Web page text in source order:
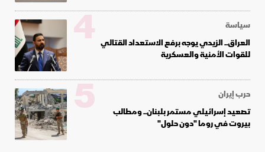
سياسة
العراق.. الزيدي يوجه برفع الاستعداد القتالي
للقوات الأمنية والعسكرية
4
حرب إيران
تصعيد إسرائيلي مستمر بلبنان.. ومطالب
بيروت في روما "دون حلول"
5